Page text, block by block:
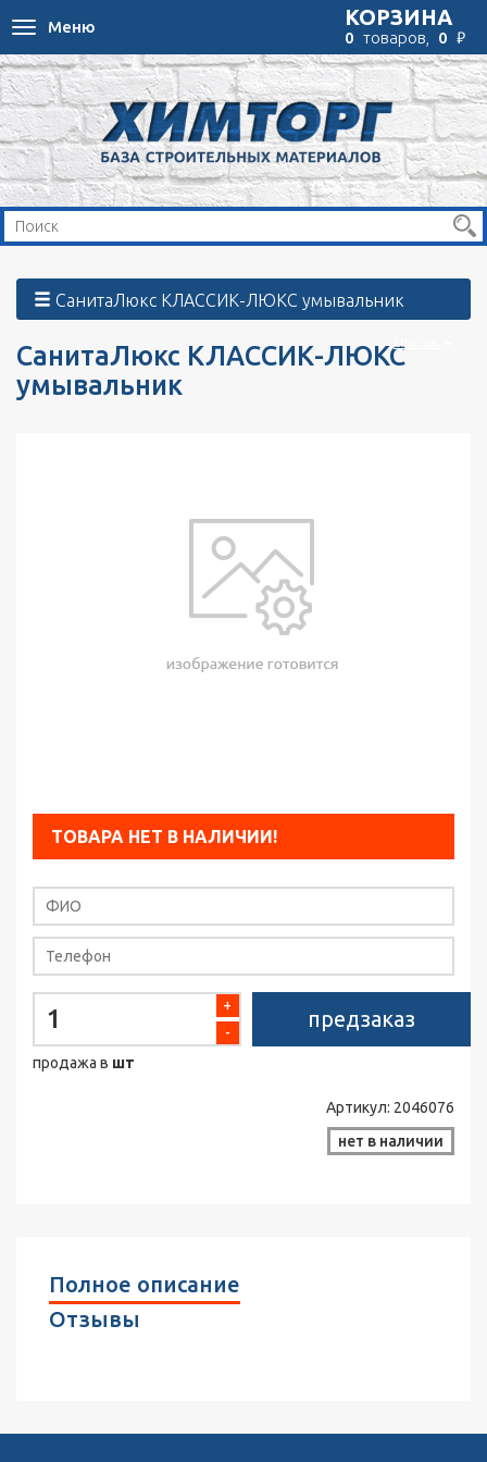
Toggle
navigation
Меню КОРЗИНА
0 товаров, 0 ₽
СанитаЛюкс КЛАССИК-ЛЮКС умывальник
СанитаЛюкс КЛАССИК-ЛЮКС
умывальник
ТОВАРА НЕТ В НАЛИЧИИ!
-
+
продажа в шт
предзаказ
Артикул: 2046076
нет в наличии
Полное описание
Отзывы